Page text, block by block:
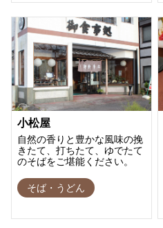
小松屋
自然の香りと豊かな風味の挽
きたて、打ちたて、ゆでたて
のそばをご堪能ください。
そば・うどん